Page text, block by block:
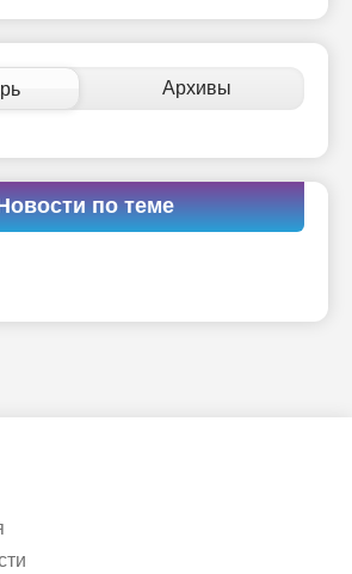
Архивы
по теме